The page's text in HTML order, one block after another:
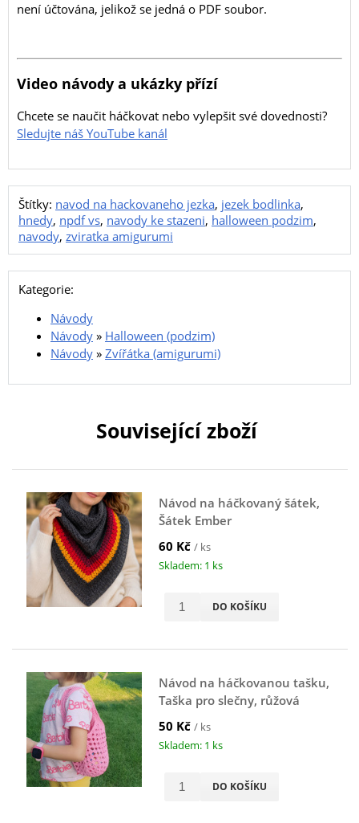
není účtována, jelikož se jedná o PDF soubor.
Video návody a ukázky přízí
Chcete se naučit háčkovat nebo vylepšit své dovednosti?
Sledujte náš YouTube kanál
Štítky: navod na hackovaneho jezka, jezek bodlinka,
hnedy, npdf vs, navody ke stazeni, halloween podzim,
navody, zviratka amigurumi
Kategorie:
Návody
Návody » Halloween (podzim)
Návody » Zvířátka (amigurumi)
Související zboží
Návod na háčkovaný šátek,
Šátek Ember
60 Kč / ks
Skladem: 1 ks
DO KOŠÍKU
Návod na háčkovanou tašku,
Taška pro slečny, růžová
50 Kč / ks
Skladem: 1 ks
DO KOŠÍKU